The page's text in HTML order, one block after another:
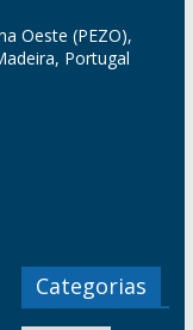
Oeste (PEZO),
Portugal
Categorias